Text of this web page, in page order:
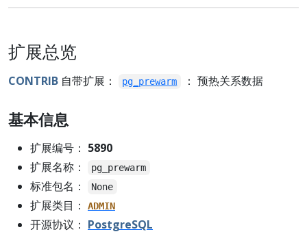
扩展总览
CONTRIB 自带扩展： pg_prewarm ： 预热关系数据
基本信息
扩展编号： 5890
扩展名称：
pg_prewarm
标准包名： None
扩展类目： ADMIN
开源协议： PostgreSQL